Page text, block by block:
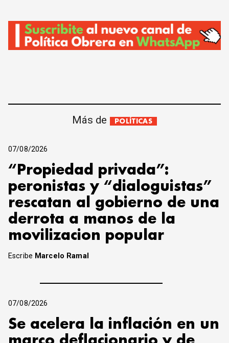
Más de POLÍTICAS
07/08/2026
“Propiedad privada”:
peronistas y “dialoguistas”
rescatan al gobierno de una
derrota a manos de la
movilizacion popular
Escribe Marcelo Ramal
07/08/2026
Se acelera la inflación en un